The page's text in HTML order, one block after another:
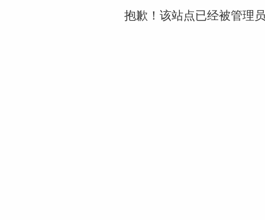
抱歉！该站点已经被管理